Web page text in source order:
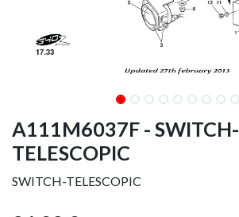
A111M6037F - SWITCH-
TELESCOPIC
SWITCH-TELESCOPIC